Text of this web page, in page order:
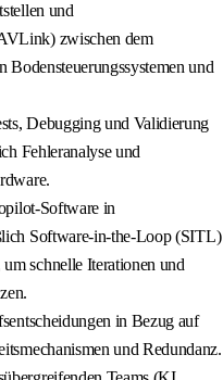
und
zwischen dem
und
Debugging und Validierung
Fehleranalyse und
Software in
Software-in-the-Loop (SITL)
schnelle Iterationen und
in Bezug auf
und Redundanz.